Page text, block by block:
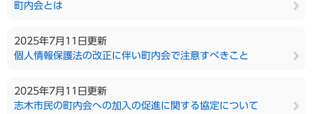
町内会とは
2025年7月11日更新
個人情報保護法の改正に伴い町内会で注意すべきこと
2025年7月11日更新
志木市民の町内会への加入の促進に関する協定について